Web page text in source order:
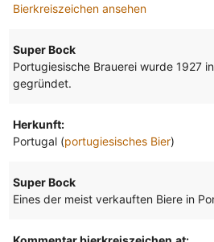
Bierkreiszeichen ansehen
Super Bock
Portugiesische Brauerei wurde 1927
gegründet.
Herkunft:
Portugal (portugiesisches Bier)
Super Bock
Eines der meist verkauften Biere in